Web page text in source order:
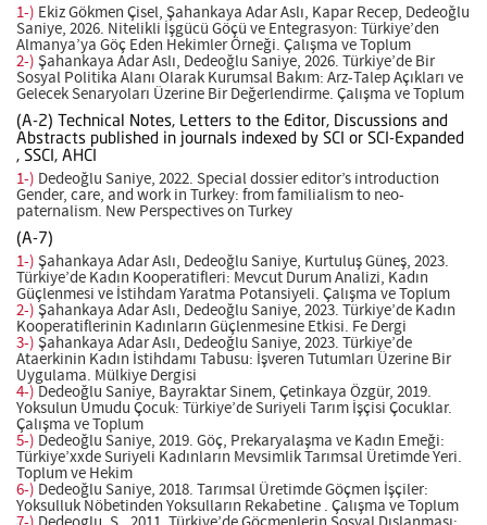
1-) Ekiz Gökmen Çisel, Şahankaya Adar Aslı, Kapar Recep, Dedeoğlu
Saniye, 2026. Nitelikli İşgücü Göçü ve Entegrasyon: Türkiye’den
Almanya’ya Göç Eden Hekimler Örneği. Çalışma ve Toplum
2-) Şahankaya Adar Aslı, Dedeoğlu Saniye, 2026. Türkiye’de Bir
Sosyal Politika Alanı Olarak Kurumsal Bakım: Arz-Talep Açıkları ve
Gelecek Senaryoları Üzerine Bir Değerlendirme. Çalışma ve Toplum
(A-2) Technical Notes, Letters to the Editor, Discussions and
Abstracts published in journals indexed by SCI or SCI-Expanded
, SSCI, AHCI
1-) Dedeoğlu Saniye, 2022. Special dossier editor’s introduction
Gender, care, and work in Turkey: from familialism to neo-
paternalism. New Perspectives on Turkey
(A-7)
1-) Şahankaya Adar Aslı, Dedeoğlu Saniye, Kurtuluş Güneş, 2023.
Türkiye’de Kadın Kooperatifleri: Mevcut Durum Analizi, Kadın
Güçlenmesi ve İstihdam Yaratma Potansiyeli. Çalışma ve Toplum
2-) Şahankaya Adar Aslı, Dedeoğlu Saniye, 2023. Türkiye’de Kadın
Kooperatiflerinin Kadınların Güçlenmesine Etkisi. Fe Dergi
3-) Şahankaya Adar Aslı, Dedeoğlu Saniye, 2023. Türkiye’de
Ataerkinin Kadın İstihdamı Tabusu: İşveren Tutumları Üzerine Bir
Uygulama. Mülkiye Dergisi
4-) Dedeoğlu Saniye, Bayraktar Sinem, Çetinkaya Özgür, 2019.
Yoksulun Umudu Çocuk: Türkiye’de Suriyeli Tarım İşçisi Çocuklar.
Çalışma ve Toplum
5-) Dedeoğlu Saniye, 2019. Göç, Prekaryalaşma ve Kadın Emeği:
Türkiye’xxde Suriyeli Kadınların Mevsimlik Tarımsal Üretimde Yeri.
Toplum ve Hekim
6-) Dedeoğlu Saniye, 2018. Tarımsal Üretimde Göçmen İşçiler:
Yoksulluk Nöbetinden Yoksulların Rekabetine . Çalışma ve Toplum